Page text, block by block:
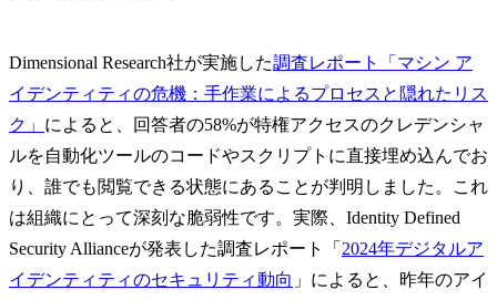
Dimensional Research社が実施した調査レポート「マシン ア
イデンティティの危機：手作業によるプロセスと隠れたリス
ク」 によると、回答者の58%が特権アクセスのクレデンシャ
ルを自動化ツールのコードやスクリプトに直接埋め込んでお
り、誰でも閲覧できる状態にあることが判明しました。これ
は組織にとって深刻な脆弱性です。実際、Identity Defined
Security Allianceが発表した調査レポート「 2024年デジタルア
イデンティティのセキュリティ動向 」によると、昨年のアイ